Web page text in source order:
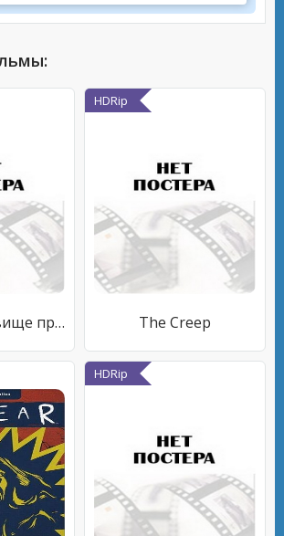
Слепое чудовище против карлика-убийцы
HDRip
The Creep
HDRip